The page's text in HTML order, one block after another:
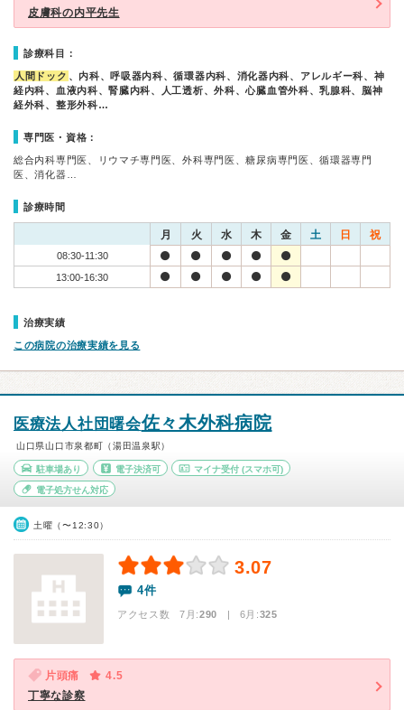
皮膚科の内平先生
診療科目：
人間ドック 、内科、呼吸器内科、循環器内科、消化器内科、アレルギー科、神
経内科、血液内科、腎臓内科、人工透析、外科、心臓血管外科、乳腺科、脳神
経外科、整形外科…
専門医・資格：
総合内科専門医、リウマチ専門医、外科専門医、糖尿病専門医、循環器専門
医、消化器…
診療時間
月 火 水 木 金 土 日 祝
08:30-11:30
13:00-16:30
治療実績
この病院の治療実績を見る
医療法人社団曙会佐々木外科病院
山口県山口市泉都町（湯田温泉駅）
駐車場あり 電子決済可 マイナ受付 (スマホ可)
電子処方せん対応
土曜（〜12:30）
3.07
4件
アクセス数 7月:290 | 6月:325
片頭痛
4.5
丁寧な診察